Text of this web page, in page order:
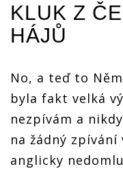
KLUK Z
HÁJŮ
No, a teď to
byla fakt velká
nezpívám a
na žádný
anglicky